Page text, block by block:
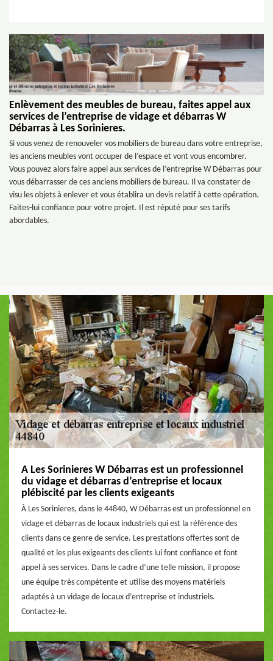
Enlèvement des meubles de bureau, faites appel aux
services de l’entreprise de vidage et débarras W
Débarras à Les Sorinieres.
Si vous venez de renouveler vos mobiliers de bureau dans votre entreprise,
les anciens meubles vont occuper de l’espace et vont vous encombrer.
Vous pouvez alors faire appel aux services de l’entreprise W Débarras pour
vous débarrasser de ces anciens mobiliers de bureau. Il va constater de
visu les objets à enlever et vous établira un devis relatif à cette opération.
Faites-lui confiance pour votre projet. Il est réputé pour ses tarifs
abordables.
A Les Sorinieres W Débarras est un professionnel
du vidage et débarras d’entreprise et locaux
plébiscité par les clients exigeants
À Les Sorinieres, dans le 44840, W Débarras est un professionnel en
vidage et débarras de locaux industriels qui est la référence des
clients dans ce genre de service. Les prestations offertes sont de
qualité et les plus exigeants des clients lui font confiance et font
appel à ses services. Dans le cadre d’une telle mission, il propose
une équipe très compétente et utilise des moyens matériels
adaptés à un vidage de locaux d’entreprise et industriels.
Contactez-le.